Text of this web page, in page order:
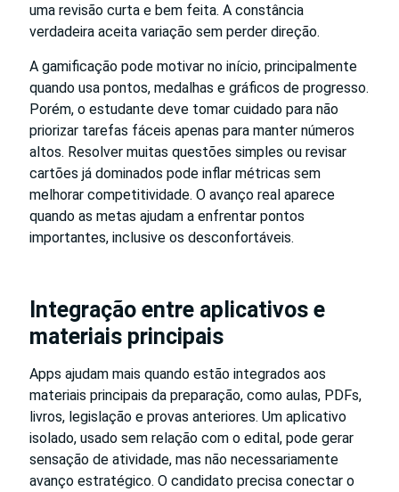
uma revisão curta e bem feita. A constância
verdadeira aceita variação sem perder direção.
A gamificação pode motivar no início, principalmente
quando usa pontos, medalhas e gráficos de progresso.
Porém, o estudante deve tomar cuidado para não
priorizar tarefas fáceis apenas para manter números
altos. Resolver muitas questões simples ou revisar
cartões já dominados pode inflar métricas sem
melhorar competitividade. O avanço real aparece
quando as metas ajudam a enfrentar pontos
importantes, inclusive os desconfortáveis.
Integração entre aplicativos e
materiais principais
Apps ajudam mais quando estão integrados aos
materiais principais da preparação, como aulas, PDFs,
livros, legislação e provas anteriores. Um aplicativo
isolado, usado sem relação com o edital, pode gerar
sensação de atividade, mas não necessariamente
avanço estratégico. O candidato precisa conectar o